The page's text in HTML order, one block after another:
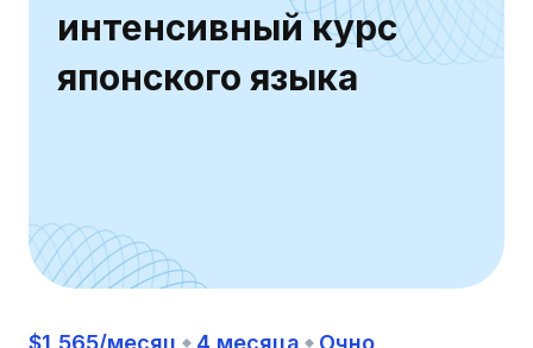
интенсивный курс
японского языка
$1,565/месяц 4 месяца Очно